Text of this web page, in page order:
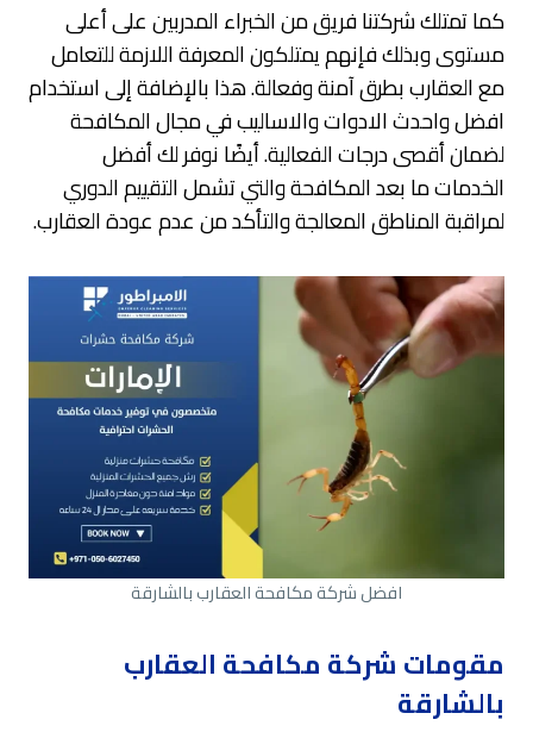
كما تمتلك شركتنا فريق من الخبراء المدربين على أعلى
مستوى وبذلك فإنهم يمتلكون المعرفة اللازمة للتعامل
مع العقارب بطرق آمنة وفعالة. هذا بالإضافة إلى استخدام
افضل واحدث الادوات والاساليب في مجال المكافحة
لضمان أقصى درجات الفعالية. أيضًا نوفر لك أفضل
الخدمات ما بعد المكافحة والتي تشمل التقييم الدوري
لمراقبة المناطق المعالجة والتأكد من عدم عودة العقارب.
افضل شركة مكافحة العقارب بالشارقة
مقومات شركة مكافحة العقارب
بالشارقة